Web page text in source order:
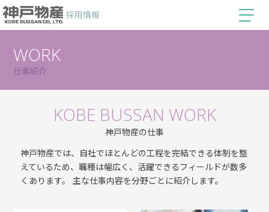
採用情報
WORK
仕事紹介
KOBE BUSSAN WORK
神戸物産の仕事
神戸物産では、自社でほとんどの工程を完結できる体制を整
えているため、職種は幅広く、活躍できるフィールドが数多
くあります。 主な仕事内容を分野ごとに紹介します。